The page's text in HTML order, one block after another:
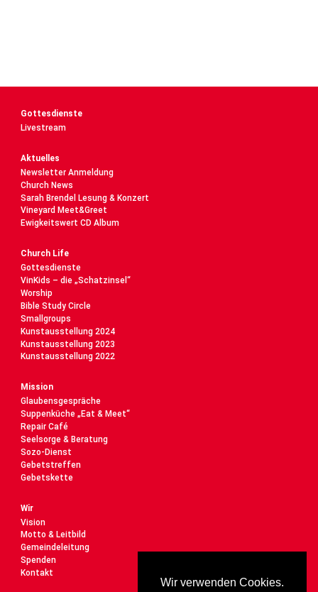
Wir verwenden Cookies.
Gottesdienste
Livestream
Aktuelles
Newsletter Anmeldung
Church News
Sarah Brendel Lesung & Konzert
Vineyard Meet&Greet
Ewigkeitswert CD Album
Church Life
Gottesdienste
VinKids – die „Schatzinsel“
Worship
Bible Study Circle
Smallgroups
Kunstausstellung 2024
Kunstausstellung 2023
Kunstausstellung 2022
Mission
Glaubensgespräche
Suppenküche „Eat & Meet“
Repair Café
Seelsorge & Beratung
Sozo-Dienst
Gebetstreffen
Gebetskette
Wir
Vision
Motto & Leitbild
Gemeindeleitung
Spenden
Kontakt